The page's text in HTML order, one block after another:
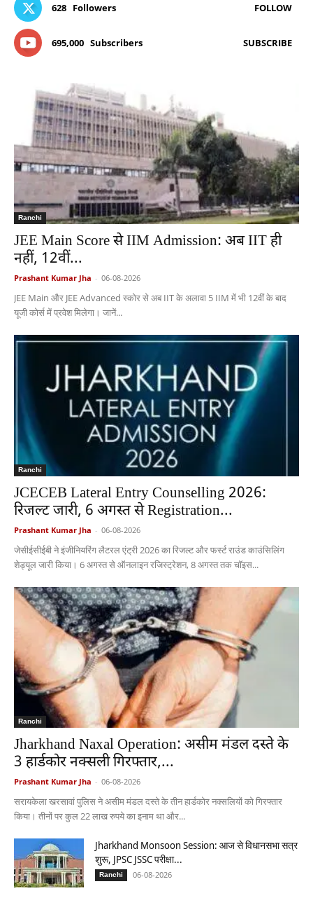
628 Followers FOLLOW
695,000 Subscribers SUBSCRIBE
Ranchi
JEE Main Score से IIM Admission: अब IIT ही
नहीं, 12वीं...
Prashant Kumar Jha - 06-08-2026
JEE Main और JEE Advanced स्कोर से अब IIT के अलावा 5 IIM में भी 12वीं के बाद
यूजी कोर्स में प्रवेश मिलेगा। जानें...
Ranchi
JCECEB Lateral Entry Counselling 2026:
रिजल्ट जारी, 6 अगस्त से Registration...
Prashant Kumar Jha - 06-08-2026
जेसीईसीईबी ने इंजीनियरिंग लैटरल एंट्री 2026 का रिजल्ट और फर्स्ट राउंड काउंसिलिंग
शेड्यूल जारी किया। 6 अगस्त से ऑनलाइन रजिस्ट्रेशन, 8 अगस्त तक चॉइस...
Ranchi
Jharkhand Naxal Operation: असीम मंडल दस्ते के
3 हार्डकोर नक्सली गिरफ्तार,...
Prashant Kumar Jha - 06-08-2026
सरायकेला खरसावां पुलिस ने असीम मंडल दस्ते के तीन हार्डकोर नक्सलियों को गिरफ्तार
किया। तीनों पर कुल 22 लाख रुपये का इनाम था और...
Jharkhand Monsoon Session: आज से विधानसभा सत्र
शुरू, JPSC JSSC परीक्षा...
Ranchi 06-08-2026